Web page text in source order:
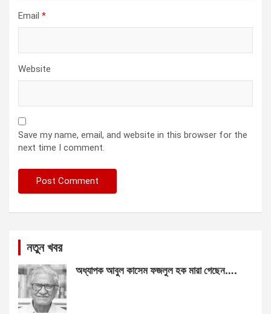
Email *
Website
Save my name, email, and website in this browser for the
next time I comment.
নতুন খবর
অধ্যাপক আবুল কাসেম ফজলুল হক মারা গেছেন….